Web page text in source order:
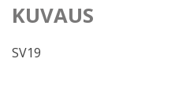
KUVAUS
SV19